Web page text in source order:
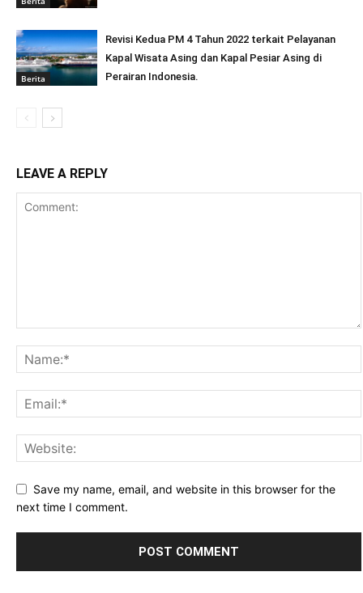
Berita
Revisi Kedua PM 4 Tahun 2022 terkait Pelayanan
Kapal Wisata Asing dan Kapal Pesiar Asing di
Perairan Indonesia.
LEAVE A REPLY
Save my name, email, and website in this browser for the
next time I comment.